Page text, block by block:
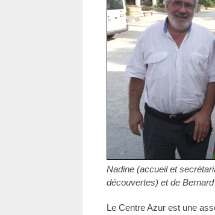
Nadine (accueil et
découvertes) et de
Le Centre Azur est une